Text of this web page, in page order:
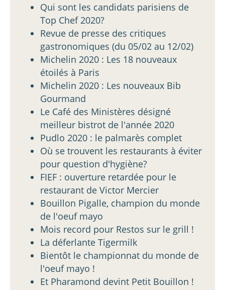
Qui sont les candidats parisiens de
Top Chef 2020?
Revue de presse des critiques
gastronomiques (du 05/02 au 12/02)
Michelin 2020 : Les 18 nouveaux
étoilés à Paris
Michelin 2020 : Les nouveaux Bib
Gourmand
Le Café des Ministères désigné
meilleur bistrot de l'année 2020
Pudlo 2020 : le palmarès complet
Où se trouvent les restaurants à éviter
pour question d'hygiène?
FIEF : ouverture retardée pour le
restaurant de Victor Mercier
Bouillon Pigalle, champion du monde
de l'oeuf mayo
Mois record pour Restos sur le grill !
La déferlante Tigermilk
Bientôt le championnat du monde de
l'oeuf mayo !
Et Pharamond devint Petit Bouillon !